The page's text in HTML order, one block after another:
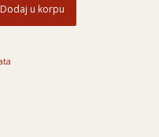
Dodaj u korpu